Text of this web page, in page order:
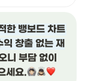
한 뱅보드 차트
익 창출 없는 재
니 부담 없이
세요.